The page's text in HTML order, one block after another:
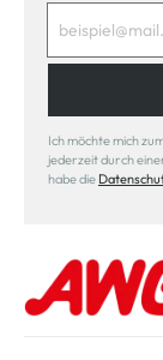
Ich möchte mich
jederzeit durch
habe die